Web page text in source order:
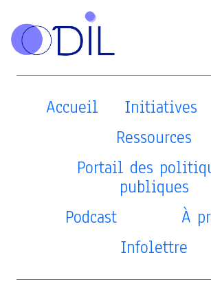
Accueil Initiatives
Ressources
Portail des
publiques
Podcast
À
Infolettre